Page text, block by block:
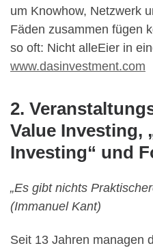
um Knowhow, Netzwerk
Fäden zusammen fügen
so oft: Nicht alleEier in
www.dasinvestment.com
2.
Value Investing,
Investing“ und
„Es gibt nichts
(Immanuel Kant)
Seit 13 Jahren managen